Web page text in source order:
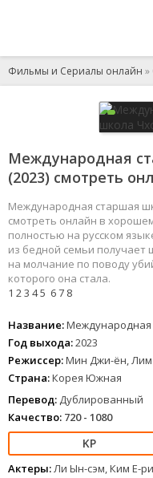
Фильмы и Сериалы онлайн »
Международная
(2023) смотреть
Международная старшая
смотреть онлайн в
полностью на русском
из бедной семьи получает
на молчание по поводу
которого она стала.
1 23 45 67 8
Название:
Год выхода:2023
Режиссер:Мин Джи-ён, Лим
Страна:Корея Южная
Перевод: Дублированный
Качество: 720 - 1080
Актеры:Ли Ын-сэм, Ким Е-